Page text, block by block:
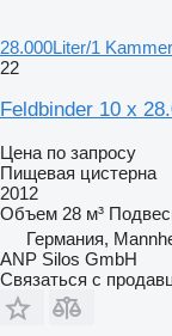
28.000Liter/1
22
Feldbinder 10 x
Цена по запросу
Пищевая цистерна
2012
Объем 28 м³
Германия,
ANP Silos GmbH
Связаться с